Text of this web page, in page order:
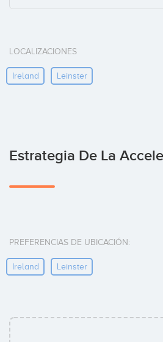
LOCALIZACIONES
Ireland Leinster
Estrategia De La
PREFERENCIAS DE UBICACIÓN:
Ireland Leinster